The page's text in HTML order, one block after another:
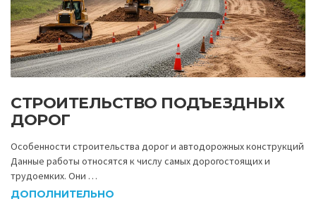
СТРОИТЕЛЬСТВО ПОДЪЕЗДНЫХ
ДОРОГ
Особенности строительства дорог и автодорожных конструкций
Данные работы относятся к числу самых дорогостоящих и
трудоемких. Они …
ДОПОЛНИТЕЛЬНО